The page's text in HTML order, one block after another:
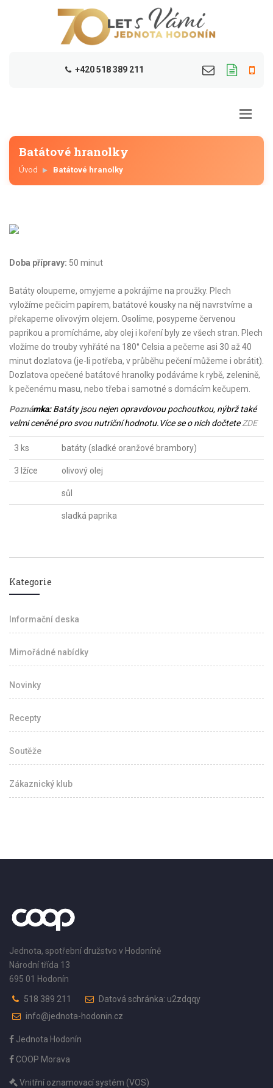
+420 518 389 211
Batátové hranolky
Úvod Batátové hranolky
Doba přípravy: 50 minut
Batáty oloupeme, omyjeme a pokrájíme na proužky. Plech
vyložíme pečicím papírem, batátové kousky na něj navrstvíme a
překapeme olivovým olejem. Osolíme, posypeme červenou
paprikou a promícháme, aby olej i koření byly ze všech stran. Plech
vložíme do trouby vyhřáté na 180° Celsia a pečeme asi 30 až 40
minut dozlatova (je-li potřeba, v průběhu pečení můžeme i obrátit).
Dozlatova opečené batátové hranolky podáváme k rybě, zelenině,
k pečenému masu, nebo třeba i samotné s domácím kečupem.
Poznámka:Batáty jsou nejen opravdovou pochoutkou, nýbrž také
velmi ceněné pro svou nutriční hodnotu.Více se o nich dočteteZDE
3 ks batáty (sladké oranžové brambory)
3 lžíce olivový olej
sůl
sladká paprika
Kategorie
Informační deska
Mimořádné nabídky
Novinky
Recepty
Soutěže
Zákaznický klub
Jednota, spotřební družstvo v Hodoníně
Národní třída 13
695 01 Hodonín
518 389 211
Datová schránka: u2zdqqy
info@jednota-hodonin.cz
Jednota Hodonín
COOP Morava
Vnitřní oznamovací systém (VOS)